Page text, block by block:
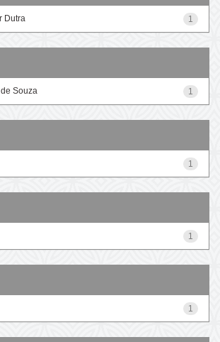
1
Dutra
1
Souza
1
1
1